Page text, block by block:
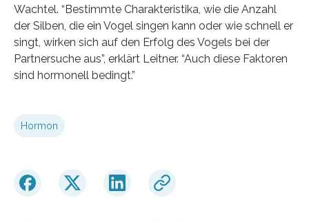
Wachtel. “Bestimmte Charakteristika, wie die Anzahl
der Silben, die ein Vogel singen kann oder wie schnell er
singt, wirken sich auf den Erfolg des Vogels bei der
Partnersuche aus”, erklärt Leitner. “Auch diese Faktoren
sind hormonell bedingt.”
Hormon